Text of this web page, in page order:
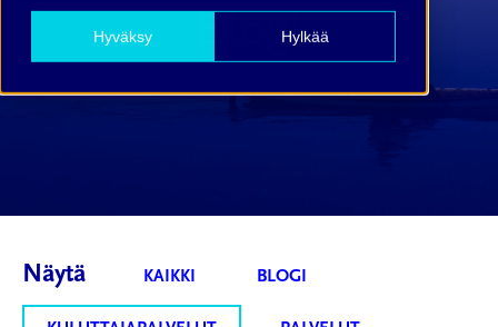
Hyväksy Hylkää
Blogi
Näytä KAIKKI BLOGI